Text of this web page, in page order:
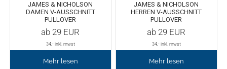
Übersicht
Gedruckte Medien
Laserzubehör
Schneide-Software
Myrtle Beach
JAMES & NICHOLSON
DAMEN V-AUSSCHNITT
PULLOVER
ab 29 EUR
34,- inkl. mwst
Mehr lesen
JAMES & NICHOLSON
HERREN V-AUSSCHNITT
PULLOVER
ab 29 EUR
34,- inkl. mwst
Mehr lesen